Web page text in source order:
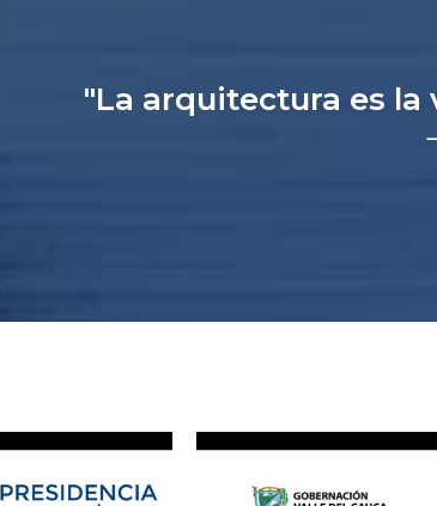
"La arquitectura es